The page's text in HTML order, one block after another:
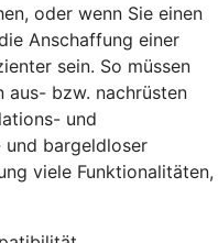
oder wenn Sie einen
Anschaffung einer
sein. So müssen
aus- bzw. nachrüsten
und
und bargeldloser
viele Funktionalitäten,